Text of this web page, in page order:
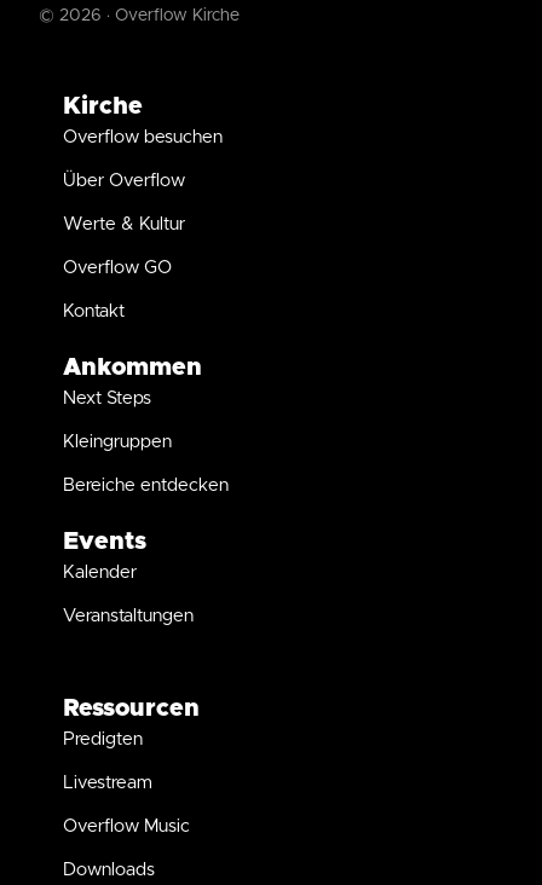
© 2026 · Overflow Kirche
Kirche
Overflow besuchen
Über Overflow
Werte & Kultur
Overflow GO
Kontakt
Ankommen
Next Steps
Kleingruppen
Bereiche entdecken
Events
Kalender
Veranstaltungen
Ressourcen
Predigten
Livestream
Overflow Music
Downloads